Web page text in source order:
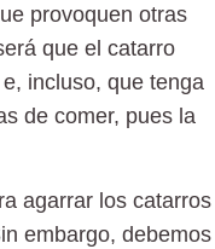
provoquen otras
que el catarro
incluso, que tenga
de comer, pues la
agarrar los catarros
embargo, debemos